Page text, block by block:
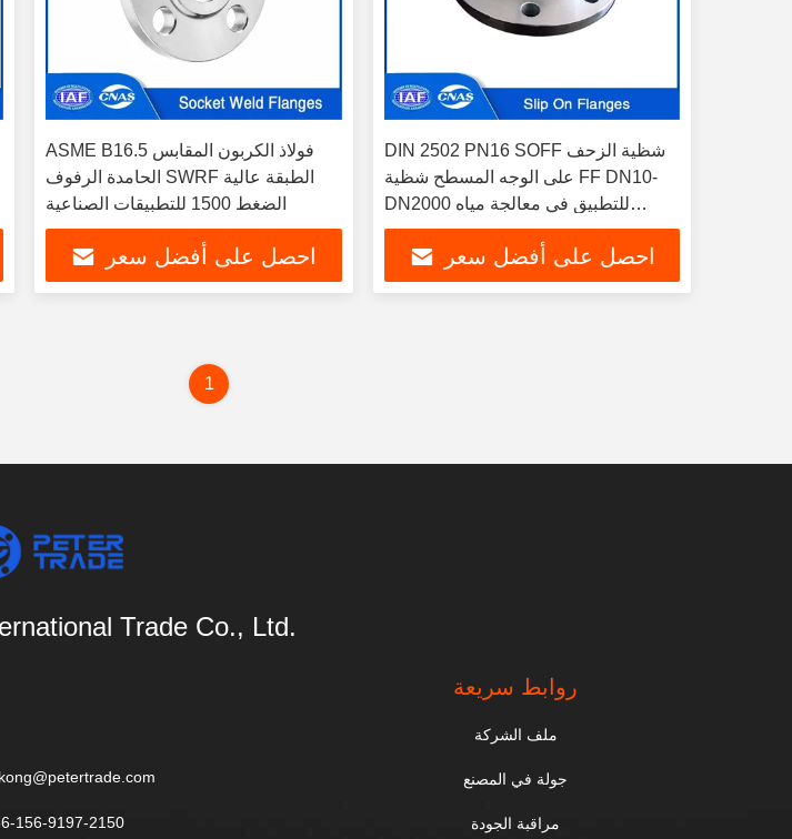
ASME B16.5 فولاذ الكربون المقابس
الحامدة الرفوف SWRF الطبقة عالية
الضغط 1500 للتطبيقات الصناعية
احصل على أفضل سعر
DIN 2502 PN16 SOFF شظية الزحف
على الوجه المسطح شظية FF DN10-
DN2000 للتطبيق في معالجة مياه
الصرف الصحي
احصل على أفضل سعر
1
Trade Co., Ltd.
156-9197-2150
روابط سريعة
ملف الشركة
جولة في المصنع
مراقبة الجودة